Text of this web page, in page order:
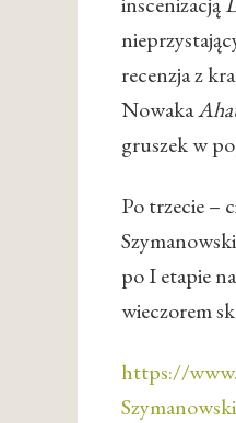
recenzja z
Nowaka
gruszek w
Po trzecie –
po I etapie
wieczorem
https://